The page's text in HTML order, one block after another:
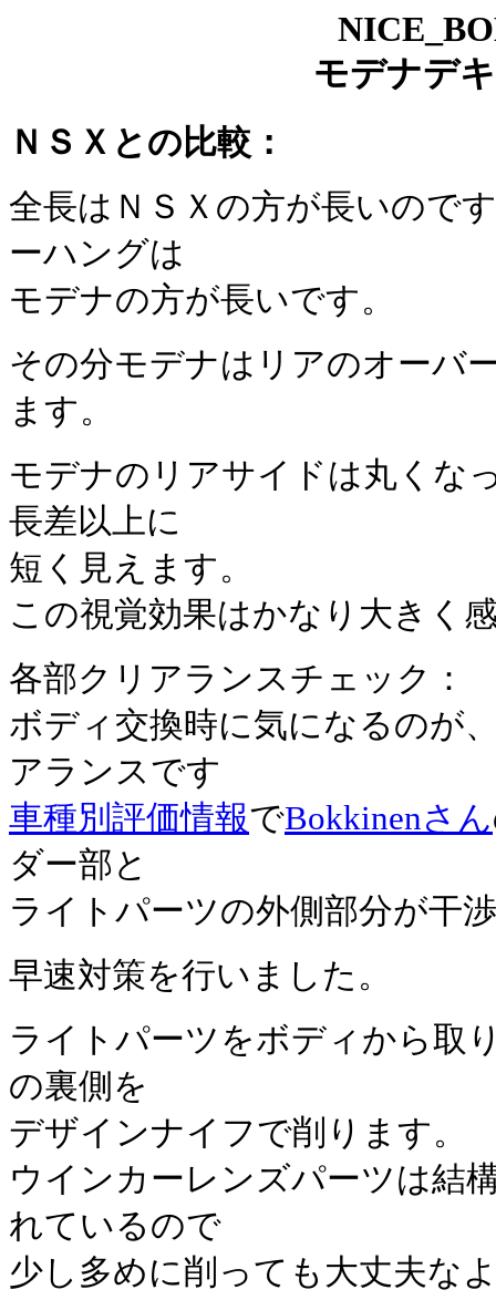
モデナデ
ＮＳＸとの比較：
全長はＮＳＸの方が長いので
ーハングは
モデナの方が長いです。
その分モデナはリアのオーバ
ます。
モデナのリアサイドは丸くな
長差以上に
短く見えます。
この視覚効果はかなり大きく
各部クリアランスチェック：
ボディ交換時に気になるのが
アランスです
車種別評価情報でBokkinenさん
ダー部と
ライトパーツの外側部分が干
早速対策を行いました。
ライトパーツをボディから取
の裏側を
デザインナイフで削ります。
ウインカーレンズパーツは結
れているので
少し多めに削っても大丈夫な